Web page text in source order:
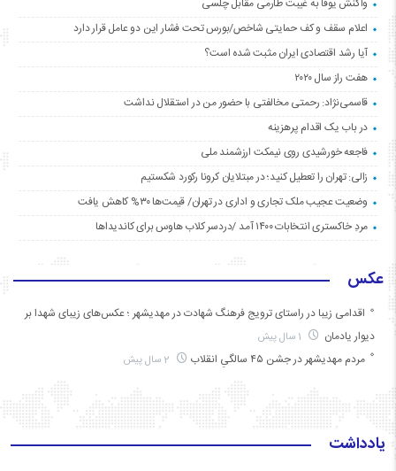
اعلام سقف و کف حمایتی شاخص/بورس تحت فشار این دو عامل قرار دارد
آیا رشد اقتصادی ایران مثبت شده است؟
هفت راز سال ۲۰۲۰
قاسمی‌نژاد: رحمتی مخالفتی با حضور من در استقلال نداشت
در باب یک اقدام پرهزینه
فاجعه خورشیدی روی نیمکت ارزشمند ملی
زالی: تهران را تعطیل کنید؛ در مبتلایان کرونا رکورد شکستیم
وضعیت عجیب ملک تجاری و اداری در تهران/ قیمت‌ها ۳۰% کاهش یافت
مردِ خاکستری انتخابات ۱۴۰۰ آمد /دردسر کلاب هاوس برای کاندیداها
عکس
اقدامی زیبا در راستای ترویج فرهنگ شهادت در مهدیشهر ؛ عکس‌های زیبای شهدا بر
دیوار یادمان
مردم مهدیشهر در جشن ۴۵ سالگیِ انقلاب
یادداشت